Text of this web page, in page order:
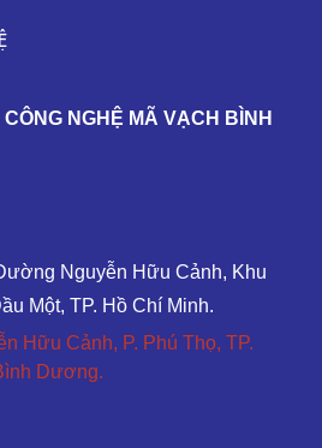
NGHỆ MÃ VẠCH BÌNH
Nguyễn Hữu Cảnh, Khu
Một, TP. Hồ Chí Minh.
Hữu Cảnh, P. Phú Thọ, TP.
Dương.